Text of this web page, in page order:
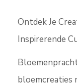
Ontdek Je
Inspirerende
bloemcreaties